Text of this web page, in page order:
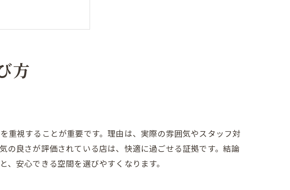
ェ選びの基準
注目する理由
ためのポイント
魅力
きポイント
み方のコツ
ながる理由
に役立つ理由
方
重視することが重要です。理由は、実際の雰囲気やスタッフ対
良さが評価されている店は、快適に過ごせる証拠です。結論
安心できる空間を選びやすくなります。